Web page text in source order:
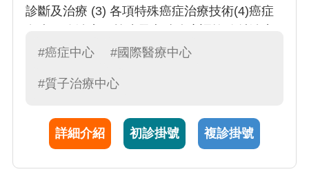
診斷及治療 (3) 各項特殊癌症治療技術(4)癌症
(IMRT)、影像導航放射治療 (IGRT)、立體定位
療配合免疫細胞治療提升治療加乘效果；具有
書作者，包括 ”Radiation Oncology
Management Decision”, “Practical Essentials
of Intensity Modulated Radiation Therapy”
#癌症中心 #國際醫療中心
#質子治療中心
詳細介紹 初診掛號 複診掛號